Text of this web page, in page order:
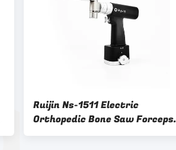
Ruijin Ns-1511 Electric
Orthopedic Bone Saw Forceps
Ce Certified Class Ii Surgical